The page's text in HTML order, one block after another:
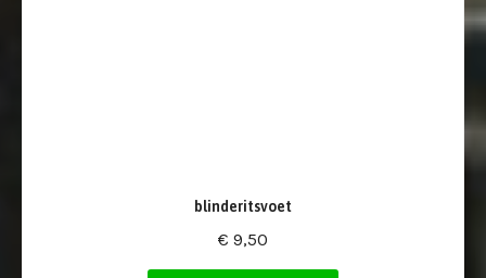
blinderitsvoet
€ 9,50